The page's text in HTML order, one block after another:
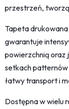
przestrzeń,
Tapeta
gwarantuje
powierzchnią oraz
setkach patternów
łatwy transport i
Dostępna w wielu